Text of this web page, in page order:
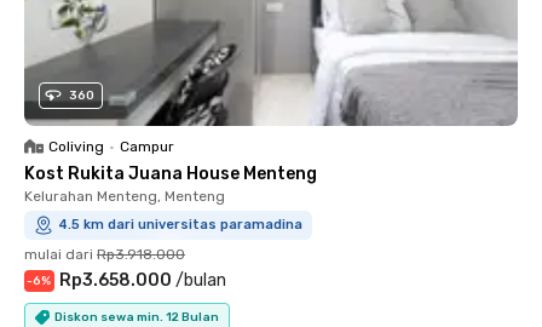
360
Coliving • Campur
Kost Rukita Juana House Menteng
Kelurahan Menteng, Menteng
4.5 km dari universitas paramadina
mulai dari Rp3.918.000
-6% Rp3.658.000 /bulan
Diskon sewa min. 12 Bulan